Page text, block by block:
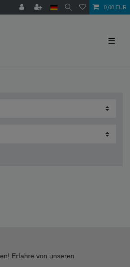
0,00 EUR
☰
Erfahre von unseren